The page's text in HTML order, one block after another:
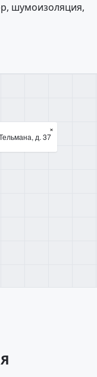
шумоизоляция,
д. 37
×